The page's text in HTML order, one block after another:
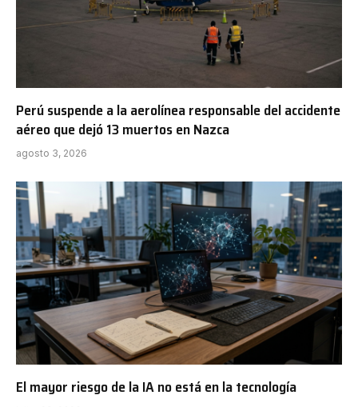
Perú suspende a la aerolínea responsable del accidente
aéreo que dejó 13 muertos en Nazca
agosto 3, 2026
El mayor riesgo de la IA no está en la tecnología